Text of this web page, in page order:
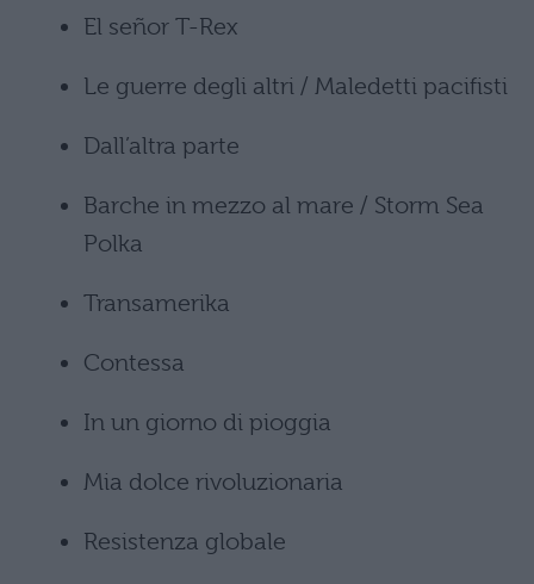
El señor T-Rex
Le guerre degli altri / Maledetti pacifisti
Dall’altra parte
Barche in mezzo al mare / Storm Sea
Polka
Transamerika
Contessa
In un giorno di pioggia
Mia dolce rivoluzionaria
Resistenza globale